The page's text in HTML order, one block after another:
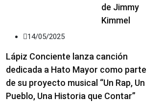
de Jimmy
Kimmel
14/05/2025
Lápiz Conciente lanza canción
dedicada a Hato Mayor como parte
de su proyecto musical “Un Rap, Un
Pueblo, Una Historia que Contar”